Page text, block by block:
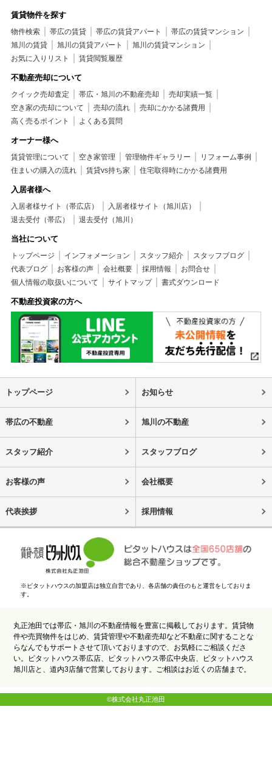
賃貸物件を探す
物件検索 帯広の賃貸 帯広の賃貸アパート
帯広の賃貸マンション
旭川の賃貸
旭川の賃貸アパート
旭川の賃貸マンション
お気に入りリスト
賃貸閲覧履歴
不動産売却について
クイック売却査定 帯広・旭川の不動産売却
売却実績一覧
空き家の売却について
売却の流れ
売却にかかる諸費用
高く売るポイント
よくある質問
オーナー様へ
賃貸管理について 空き家管理 管理物件ギャラリー
リフォーム事例
住まいの購入の流れ
賃貸vs持ち家 住宅取得時にかかる諸費用
入居者様へ
入居者様サイト（帯広店）
入居者様サイト（旭川店）
退去受付（帯広）
退去受付（旭川）
当社について
トップページ インフォメーション スタッフ紹介
スタッフブログ
代表ブログ
お客様の声 会社概要 採用情報
お問合せ
個人情報の取扱いについて
サイトマップ 書式ダウンロード
不動産投資家の方へ
トップページ お知らせ
帯広の不動産 旭川の不動産
スタッフ紹介 スタッフブログ
お客様の声 会社概要
代表挨拶 採用情報
※ピタットハウスの加盟店は独立自営であり、各店舗の責任のもと運営をしておりま
す。
丸正池田では帯広・旭川の不動産情報を豊富に掲載しております。賃貸物
件や売買物件をはじめ、賃貸管理や不動産売却など不動産に関することな
らなんでもサポートさせて頂いておりますので、お気軽にご相談くださ
い。ピタットハウス帯広店、ピタットハウス帯広中央店、ピタットハウス
旭川店と、道内3店舗で営業しております。ご相談はお近くの店舗まで。
©株式会社丸正池田